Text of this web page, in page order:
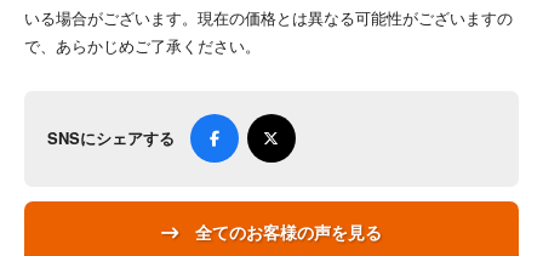
いる場合がございます。現在の価格とは異なる可能性がございますの
で、あらかじめご了承ください。
SNSにシェアする
全てのお客様の声を見る